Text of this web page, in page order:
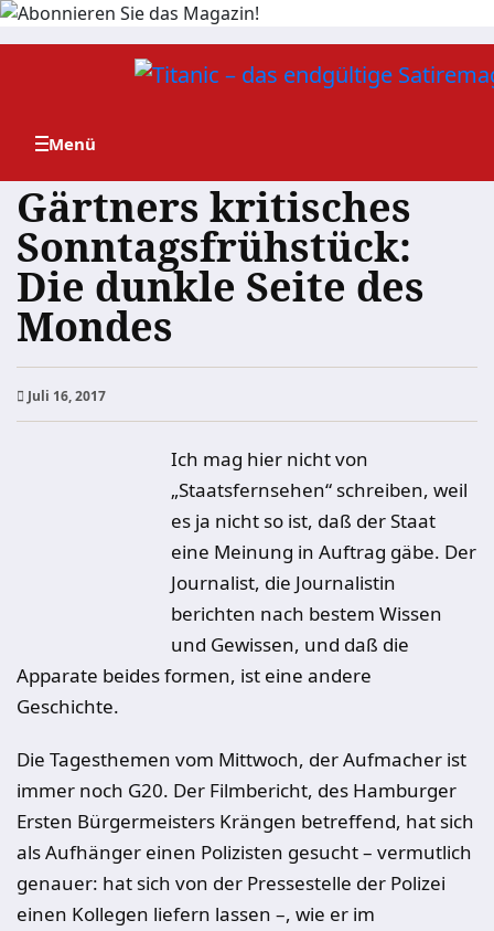
Zum
Gärtners kritisches
Sonntagsfrühstück:
Die dunkle Seite des
Mondes
Juli 16, 2017
Ich mag hier nicht von
„Staatsfernsehen“ schreiben, weil
es ja nicht so ist, daß der Staat
eine Meinung in Auftrag gäbe. Der
Journalist, die Journalistin
berichten nach bestem Wissen
und Gewissen, und daß die
Apparate beides formen, ist eine andere
Geschichte.
Die Tagesthemen vom Mittwoch, der Aufmacher ist
immer noch G20. Der Filmbericht, des Hamburger
Ersten Bürgermeisters Krängen betreffend, hat sich
als Aufhänger einen Polizisten gesucht – vermutlich
genauer: hat sich von der Pressestelle der Polizei
einen Kollegen liefern lassen –, wie er im